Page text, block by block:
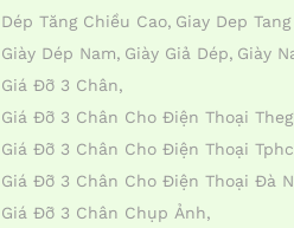
Dép Tăng Chiều Cao Giay Dep
Giày Dép Nam Giày Giả Dép Giày
Giá Đỡ 3 Chân
Giá Đỡ 3 Chân Cho Điện Thoại
Giá Đỡ 3 Chân Cho Điện Thoại
Giá Đỡ 3 Chân Cho Điện Thoại Đà
Giá Đỡ 3 Chân Chụp Ảnh